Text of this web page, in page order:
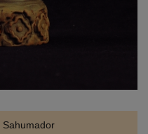
Sahumador